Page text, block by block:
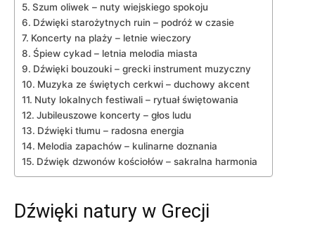
Szum oliwek – nuty wiejskiego spokoju
Dźwięki starożytnych ruin – podróż w czasie
Koncerty na plaży – letnie wieczory
Śpiew cykad – letnia melodia miasta
Dźwięki bouzouki – grecki instrument muzyczny
Muzyka ze świętych cerkwi – duchowy akcent
Nuty lokalnych festiwali ⁣–‍ rytuał świętowania
Jubileuszowe koncerty – głos ludu
Dźwięki tłumu – radosna energia
Melodia ⁤zapachów – ⁤kulinarne doznania
Dźwięk dzwonów kościołów –‌ sakralna​ harmonia
Dźwięki natury w Grecji